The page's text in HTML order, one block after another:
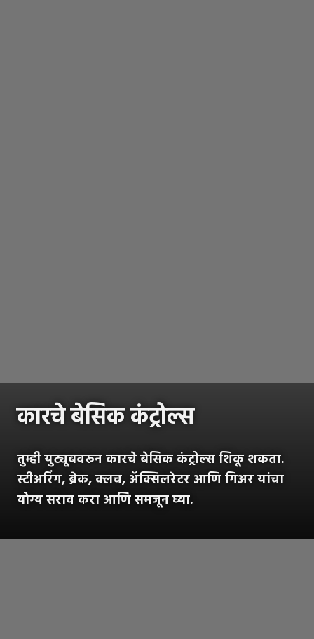
कारचे बेसिक कंट्रोल्स
तुम्ही युट्यूबवरून कारचे बेसिक कंट्रोल्स शिकू शकता.
स्टीअरिंग, ब्रेक, क्लच, अ‍ॅक्सिलरेटर आणि गिअर यांचा
योग्य सराव करा आणि समजून घ्या.